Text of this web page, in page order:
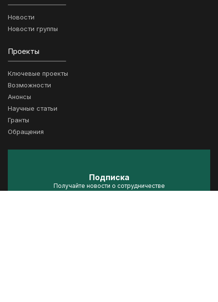
Новости
Новости группы
Проекты
Ключевые проекты
Возможности
Анонсы
Научные статьи
Гранты
Обращения
Подписка
Получайте новости о сотрудничестве